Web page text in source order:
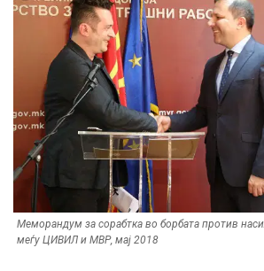
Меморандум за сорабтка во борбата против
меѓу ЦИВИЛ и МВР, мај 2018